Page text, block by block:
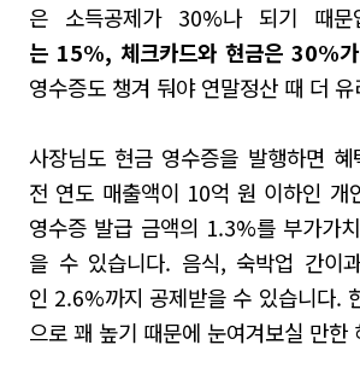
은 소득공제가 30%나 되기 때문
는 15%, 체크카드와 현금은 30%
영수증도 챙겨 둬야 연말정산 때 더
사장님도 현금 영수증을 발행하면 혜
전 연도 매출액이 10억 원 이하인 개
영수증 발급 금액의 1.3%를 부가가
을 수 있습니다. 음식, 숙박업 간이
인 2.6%까지 공제받을 수 있습니다.
으로 꽤 높기 때문에 눈여겨보실 만한